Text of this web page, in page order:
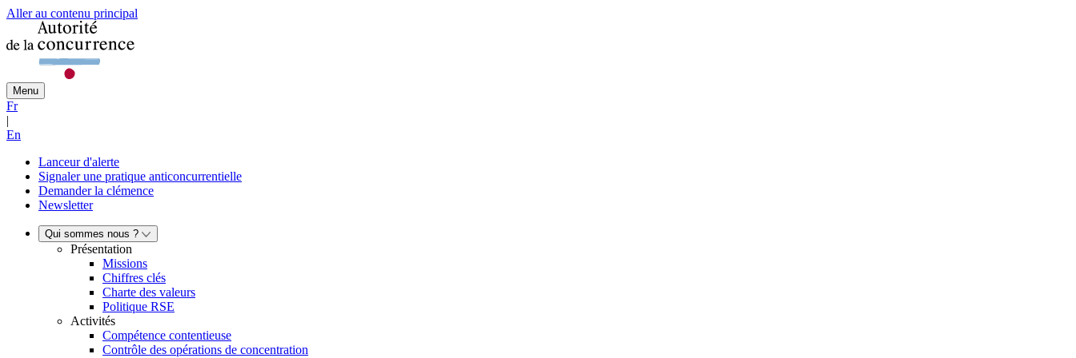
Aller au contenu principal
Menu
Fr
|
En
Lanceur d'alerte
Signaler une pratique anticoncurrentielle
Demander la clémence
Newsletter
Qui sommes nous ?
Présentation
Missions
Chiffres clés
Charte des valeurs
Politique RSE
Activités
Compétence contentieuse
Contrôle des opérations de concentration